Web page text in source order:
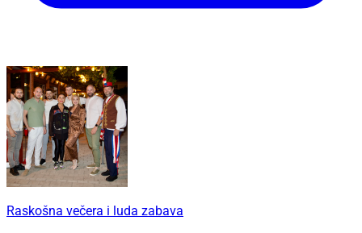
Raskošna večera i luda zabava